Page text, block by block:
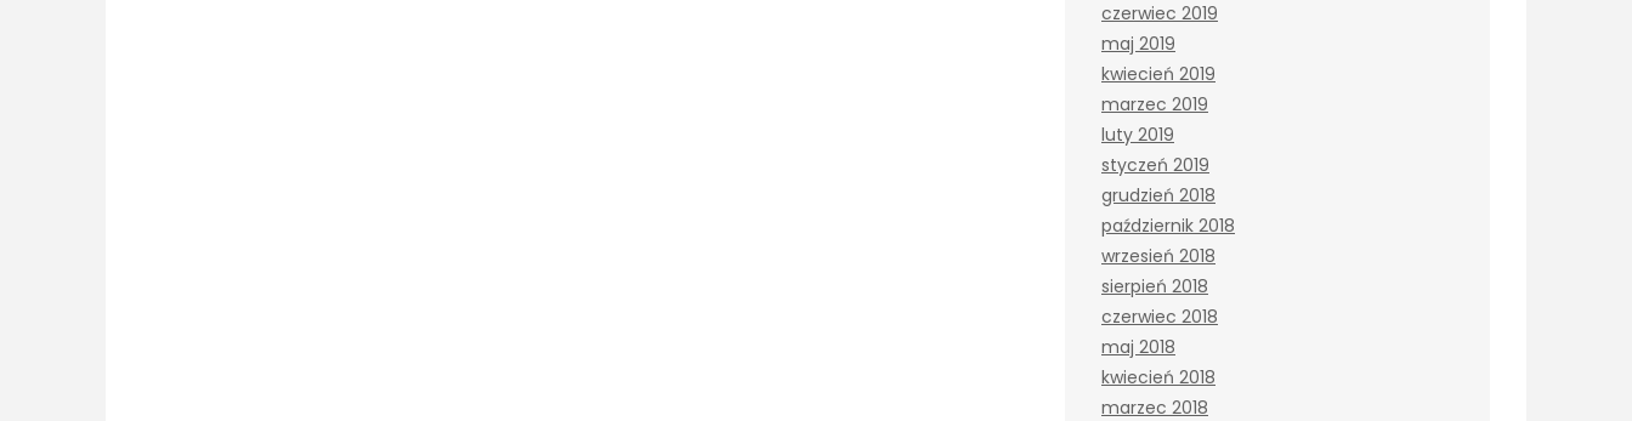
czerwiec 2019
maj 2019
kwiecień 2019
marzec 2019
luty 2019
styczeń 2019
grudzień 2018
październik 2018
wrzesień 2018
sierpień 2018
czerwiec 2018
maj 2018
kwiecień 2018
marzec 2018